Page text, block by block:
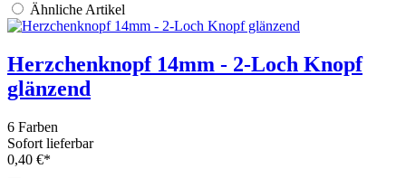
Ähnliche Artikel
Herzchenknopf 14mm - 2-Loch Knopf
glänzend
6 Farben
Sofort lieferbar
0,40 €*